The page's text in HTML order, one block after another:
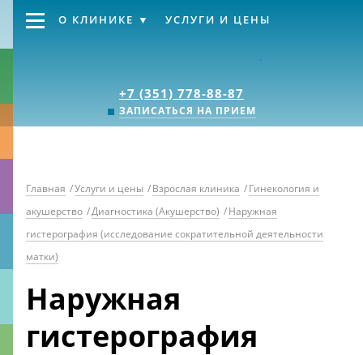
+7 (351) 778-88-87
ЗАПИСАТЬСЯ НА ПРИЕМ
О КЛИНИКЕ УСЛУГИ И ЦЕНЫ
Главная /Услуги и цены /Взрослая клиника /Гинекология и
акушерство /Диагностика (Акушерство) /Наружная
гистерография (исследование сократительной деятельности
матки)
Наружная
гистерография